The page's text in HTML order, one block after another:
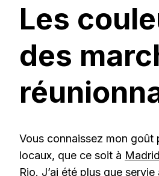
Les
des
Vous connaissez mon goût
locaux, que ce soit à Madrid
Rio. J’ai été plus que servie